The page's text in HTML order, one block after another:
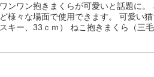
ンワン抱きまくらが可愛いと話題に
様々な場面で使用できます。 可愛い
スキー、33ｃｍ） ねこ抱きまくら（三